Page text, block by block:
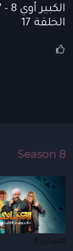
الحلقة 17
Season 8
الكبير أوي 8